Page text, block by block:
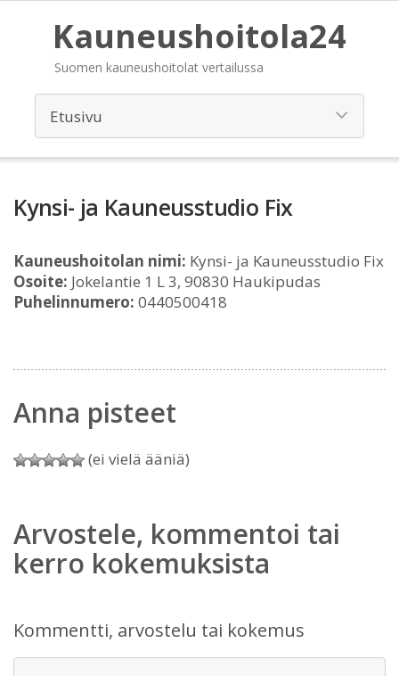
Kauneushoitola24
Suomen kauneushoitolat vertailussa
Kynsi- ja Kauneusstudio Fix
Kauneushoitolan nimi: Kynsi- ja Kauneusstudio Fix
Osoite: Jokelantie 1 L 3, 90830 Haukipudas
Puhelinnumero: 0440500418
Anna pisteet
(ei vielä ääniä)
Arvostele, kommentoi tai
kerro kokemuksista
Kommentti, arvostelu tai kokemus